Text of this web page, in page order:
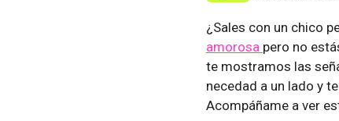
¿Sales con un chico
amorosa pero no
te mostramos las
necedad a un lado y
Acompáñame a ver